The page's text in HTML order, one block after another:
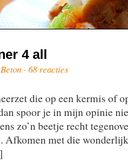
4 all
· 68 reacties
die op een kermis of
spoor je in mijn opinie
zo’n beetje recht
Afkomen met die